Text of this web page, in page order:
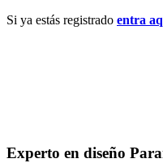
Si ya estás registrado entra
Experto en diseño